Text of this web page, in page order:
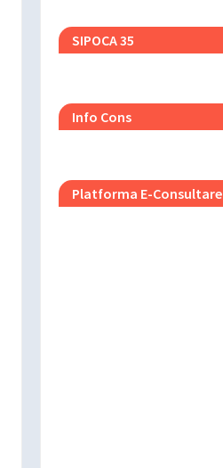
SIPOCA 35
Info Cons
Platforma E-Consultare